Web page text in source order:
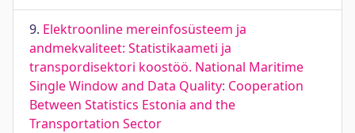
9. Elektroonline mereinfosüsteem ja
andmekvaliteet: Statistikaameti ja
transpordisektori koostöö. National Maritime
Single Window and Data Quality: Cooperation
Between Statistics Estonia and the
Transportation Sector